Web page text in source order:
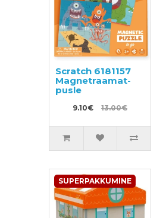
Scratch 6181157
Magnetraamat-
pusle
9.10€ 13.00€
SUPERPAKKUMINE